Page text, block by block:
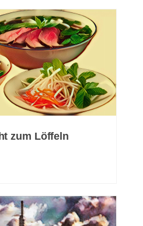
zum Löffeln